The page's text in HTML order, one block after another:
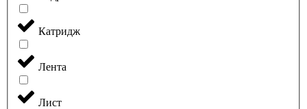
Катридж
Лента
Лист